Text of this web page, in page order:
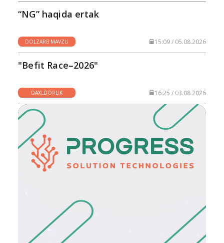
“NG” haqida ertak
DOLZARB MAVZU 15:09 / 05.08.2026
"Befit Race–2026"
DAXLDORLIK 16:25 / 03.08.2026